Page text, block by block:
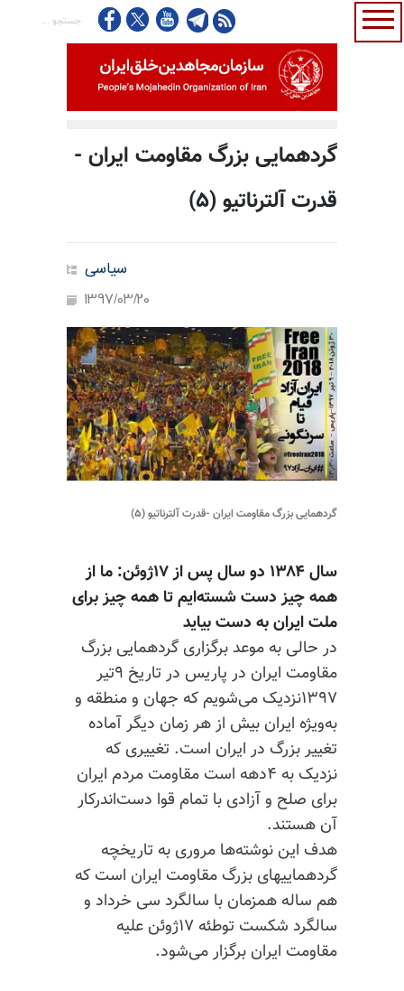
گردهمایی بزرگ مقاومت ایران -
قدرت آلترناتیو (۵)
سیاسی
1397/03/20
گردهمایی بزرگ مقاومت ایران -قدرت آلترناتیو (۵)
سال ۱۳۸۴ دو سال پس از ۱۷ژوئن : ما از
همه چیز دستشسته‌ایمتا همه چیز برای
ملت ایران به دست بیاید
در حالی به موعد برگزاری گردهمایی بزرگ
مقاومت ایران در پاریس در تاریخ ۹تیر
۱۳۹۷نزدیک می‌شویم که جهان و منطقه و
به‌ویژه‌ ایران بیش از هر زمان دیگر آماده
تغییر بزرگ در ایران است. تغییری که
نزدیک به ۴دهه است مقاومت مردم ایران
برای صلح و آزادی با تمام قوا دست‌اندرکار
آن هستند.
هدف این نوشته‌ها مروری به تاریخچه
گردهماییهای بزرگ مقاومت ایران است که
هم ساله همزمان با سالگرد سی خرداد و
سالگرد شکست توطئه ۱۷ژوئن علیه
مقاومت ایران برگزار می‌شود.